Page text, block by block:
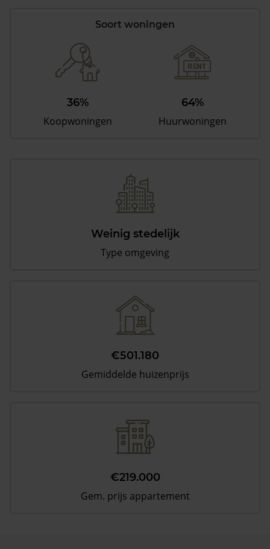
Soort woningen
36%
Koopwoningen
64%
Huurwoningen
Weinig stedelijk
Type omgeving
€501.180
Gemiddelde huizenprijs
€219.000
Gem. prijs appartement